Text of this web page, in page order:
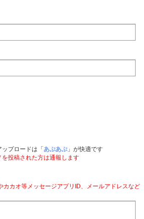
プロードは「 あぷあぷ 」が快適です
投稿された方は通報します
カオ等メッセージアプリID、メールアドレスなど